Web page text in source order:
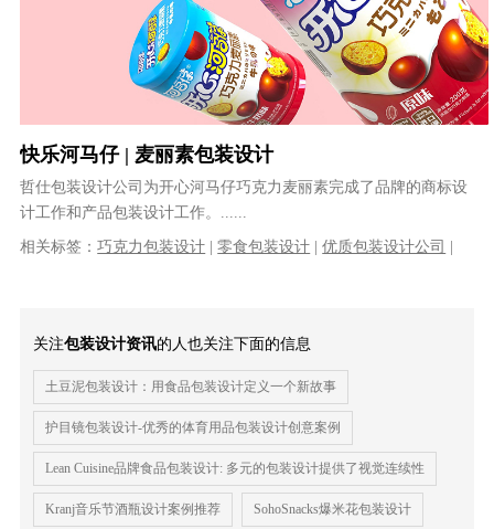
快乐河马仔 | 麦丽素包装设计
哲仕包装设计公司为开心河马仔巧克力麦丽素完成了品牌的商标设
计工作和产品包装设计工作。......
相关标签：巧克力包装设计 |零食包装设计 |优质包装设计公司
关注包装设计资讯的人也关注下面的信息
土豆泥包装设计：用食品包装设计定义一个新故事
护目镜包装设计-优秀的体育用品包装设计创意案例
Lean Cuisine品牌食品包装设计: 多元的包装设计提供了视觉连续性
Kranj音乐节酒瓶设计案例推荐 SohoSnacks爆米花包装设计